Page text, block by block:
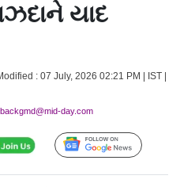
યાદ
: 07 July, 2026 02:21 PM | IST |
day.com
Follow Us